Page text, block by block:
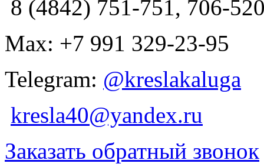
8 (4842) 751-751, 706-
Max: +7 991 329-23-95
Telegram: @kreslakaluga
kresla40@yandex.ru
Заказать обратный звонок